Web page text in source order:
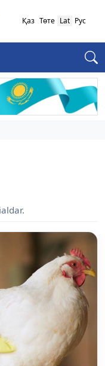
Қаз Төте Lat Рус